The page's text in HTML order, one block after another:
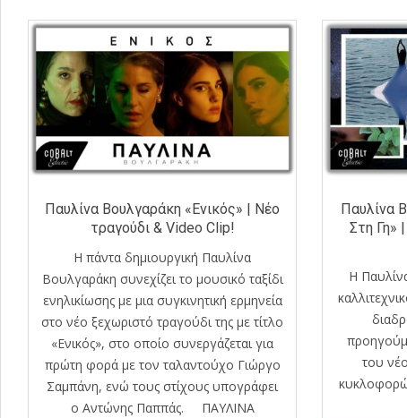
Παυλίνα Βουλγαράκη «Ενικός» | Νέο
τραγούδι & Video Clip!
Η πάντα δημιουργική Παυλίνα
Βουλγαράκη συνεχίζει το μουσικό ταξίδι
ενηλικίωσης με μια συγκινητική ερμηνεία
στο νέο ξεχωριστό τραγούδι της με τίτλο
«Ενικός», στο οποίο συνεργάζεται για
πρώτη φορά με τον ταλαντούχο Γιώργο
Σαμπάνη, ενώ τους στίχους υπογράφει
ο Αντώνης Παππάς. ΠΑΥΛΙΝΑ
Παυλίνα
Στη Γη»
Η
του